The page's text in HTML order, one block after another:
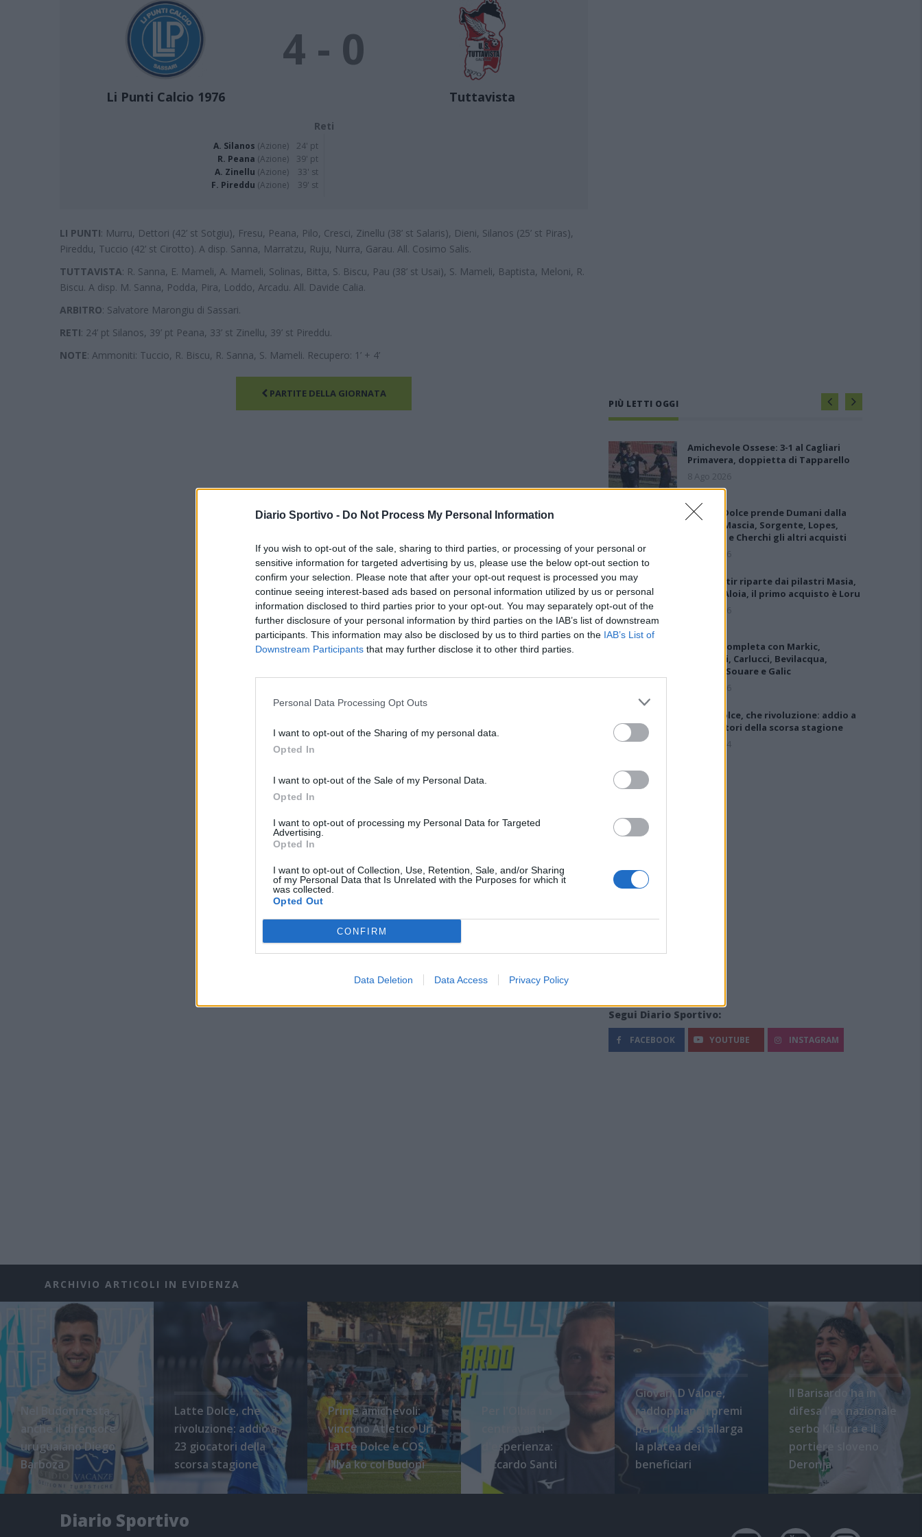
Diario Sportivo - Do Not Process My Personal Information
If you wish to opt-out of the sale, sharing to third parties, or processing of your personal or
sensitive information for targeted advertising by us, please use the below opt-out section to
confirm your selection. Please note that after your opt-out request is processed you may
continue seeing interest-based ads based on personal information utilized by us or personal
information disclosed to third parties prior to your opt-out. You may separately opt-out of the
further disclosure of your personal information by third parties on the IAB’s list of downstream
participants. This information may also be disclosed by us to third parties on the IAB’s List of
Downstream Participants that may further disclose it to other third parties.
Personal Data Processing Opt Outs
I want to opt-out of the Sharing of my personal data.
Opted In
I want to opt-out of the Sale of my Personal Data.
Opted In
I want to opt-out of processing my Personal Data for Targeted
Advertising.
Opted In
I want to opt-out of Collection, Use, Retention, Sale, and/or Sharing
of my Personal Data that Is Unrelated with the Purposes for which it
was collected.
Opted Out
CONFIRM
Data Deletion Data Access Privacy Policy
Li Punti Calcio 1976
4 - 0
Tuttavista
Reti
A. Silanos (Azione)
24' pt
R. Peana (Azione)
39' pt
A. Zinellu (Azione)
33' st
F. Pireddu (Azione) 39' st
LI PUNTI: Murru, Dettori (42’ st Sotgiu), Fresu, Peana, Pilo, Cresci, Zinellu (38’ st Salaris), Dieni, Silanos (25’ st Piras),
Pireddu, Tuccio (42’ st Cirotto). A disp. Sanna, Marratzu, Ruju, Nurra, Garau. All. Cosimo Salis.
TUTTAVISTA: R. Sanna, E. Mameli, A. Mameli, Solinas, Bitta, S. Biscu, Pau (38’ st Usai), S. Mameli, Baptista, Meloni, R.
Biscu. A disp. M. Sanna, Podda, Pira, Loddo, Arcadu. All. Davide Calia.
ARBITRO: Salvatore Marongiu di Sassari.
RETI: 24’ pt Silanos, 39’ pt Peana, 33’ st Zinellu, 39’ st Pireddu.
NOTE: Ammoniti: Tuccio, R. Biscu, R. Sanna, S. Mameli. Recupero: 1’ + 4’
PARTITE DELLA GIORNATA
PIÙ LETTI OGGI
Amichevole Ossese: 3-1 al Cagliari
Primavera, doppietta di Tapparello
8 Ago 2026
Il Latte Dolce prende Dumani dalla
Torres, Mascia, Sorgente, Lopes,
Limberti e Cherchi gli altri acquisti
8 Ago 2026
Il Monastir riparte dai pilastri Masia,
Pinna e Aloia, il primo acquisto è Loru
7 Ago 2026
L'Ilva si completa con Markic,
Contucci, Carlucci, Bevilacqua,
Solinas, Souare e Galic
7 Ago 2026
Latte Dolce, che rivoluzione: addio a
23 giocatori della scorsa stagione
9 Ago 2024
Segui Diario Sportivo:
FACEBOOK YOUTUBE INSTAGRAM
ARCHIVIO ARTICOLI IN EVIDENZA
Nel Budoni resta
anche il difensore
uruguaiano Diego
Barboza
Latte Dolce, che
rivoluzione: addio a
23 giocatori della
scorsa stagione
Prime amichevoli:
vincono Atletico Uri,
Latte Dolce e COS,
l'Ilva ko col Budoni
centravanti
d'esperienza:
Riccardo Santi
Giovani D Valore,
raddoppiano i premi
per i club e si allarga
la platea dei
beneficiari
Il Barisardo ha in
difesa l'ex nazionale
serbo Klisura e il
portiere sloveno
Deronja
Diario Sportivo